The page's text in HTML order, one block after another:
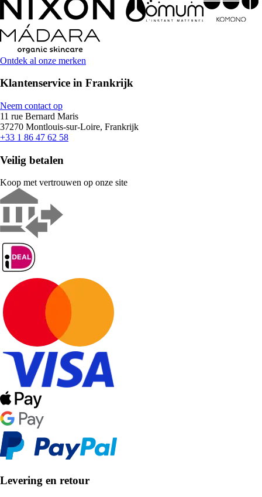
Ontdek al onze merken
Klantenservice in Frankrijk
Neem contact op
11 rue Bernard Maris
37270 Montlouis-sur-Loire, Frankrijk
+33 1 86 47 62 58
Veilig betalen
Koop met vertrouwen op onze site
Levering en retour